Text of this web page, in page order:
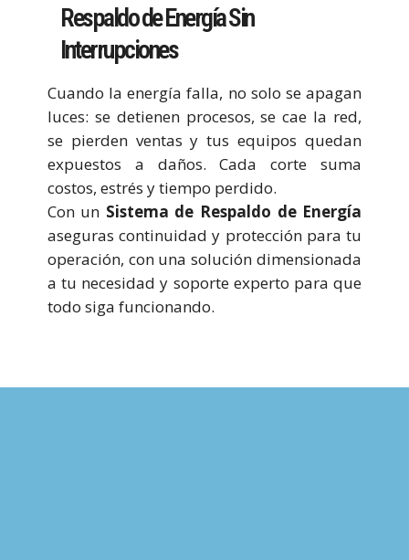
Respaldo de Energía Sin
Interrupciones
Cuando la energía falla, no solo se apagan
luces: se detienen procesos, se cae la red,
se pierden ventas y tus equipos quedan
expuestos a daños. Cada corte suma
costos, estrés y tiempo perdido.
Con un Sistema de Respaldo de Energía
aseguras continuidad y protección para tu
operación, con una solución dimensionada
a tu necesidad y soporte experto para que
todo siga funcionando.